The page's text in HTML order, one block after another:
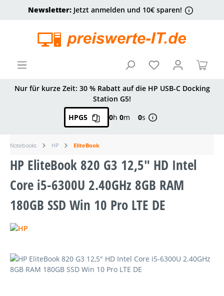
springen
Newsletter:Jetzt anmelden und 10€ sparen!
Nur für kurze Zeit: 30 % Rabatt auf die HP USB-C Docking
Station G5!
HPG5
0h 0m 0s
Notebooks HP EliteBook
HP EliteBook 820 G3 12,5" HD Intel
Core i5-6300U 2.40GHz 8GB RAM
180GB SSD Win 10 Pro LTE DE
Bildergalerie überspringen